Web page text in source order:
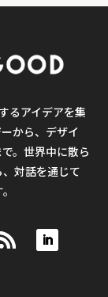
るアイデアを集
から、デザイ
。世界中に散ら
対話を通じて